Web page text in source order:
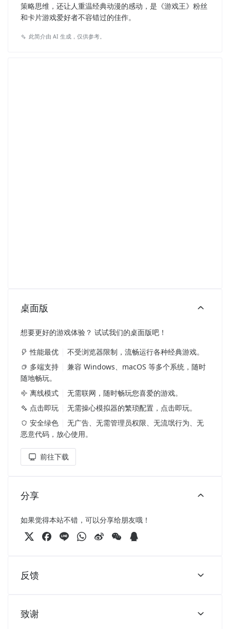
策略思维，还让人重温经典动漫的感动，是《游戏王》粉丝
和卡片游戏爱好者不容错过的佳作。
此简介由 AI 生成，仅供参考。
桌面版
想要更好的游戏体验？ 试试我们的桌面版吧！
性能最优
不受浏览器限制，流畅运行各种经典游戏。
多端支持
兼容 Windows、macOS 等多个系统，随时
随地畅玩。
离线模式
无需联网，随时畅玩您喜爱的游戏。
点击即玩
无需操心模拟器的繁琐配置，点击即玩。
安全绿色
无广告、无需管理员权限、无流氓行为、无
恶意代码，放心使用。
前往下载
分享
如果觉得本站不错，可以分享给朋友哦！
反馈
致谢